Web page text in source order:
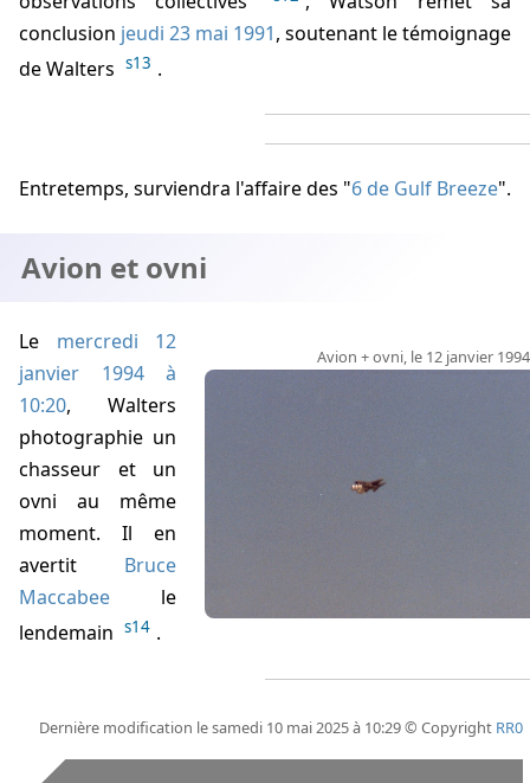
conclusion jeudi 23 mai 1991, soutenant le témoignage
deWalters s13 .
Entretemps, surviendra l'affaire des "6 de Gulf Breeze".
Avion et ovni
Avion + ovni, le 12 janvier 1994
Le mercredi 12
janvier 1994 à
10:20, Walters
photographie un
chasseur et un
ovni au même
moment. Il en
avertit Bruce
Maccabee le
lendemain s14 .
Dernière modification le samedi 10 mai 2025 à 10:29 © Copyright RR0